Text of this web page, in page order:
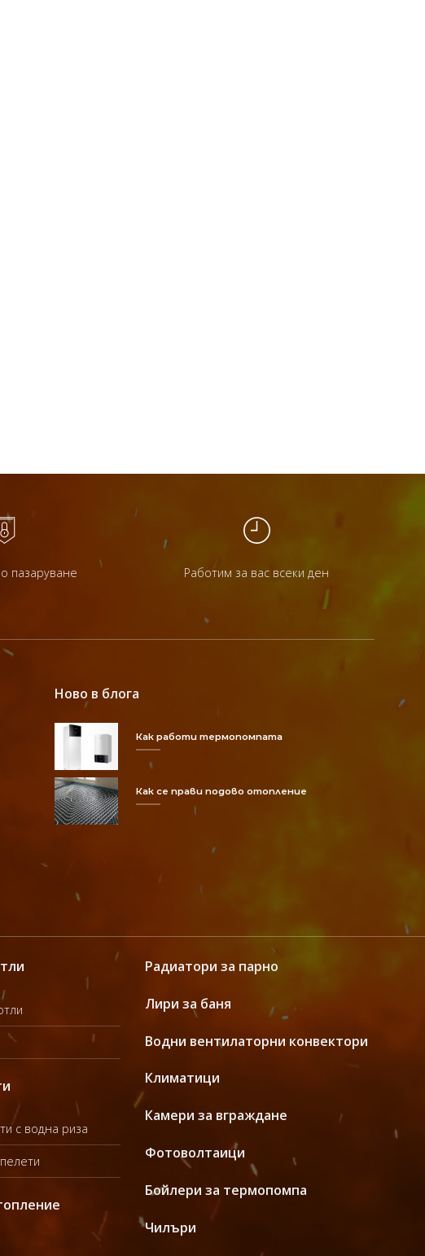
пазаруване Работим за вас всеки ден
Ново в блога
Как работи термопомпата
Как се прави подово отопление
с водна риза
Радиатори за парно
Лири за баня
Водни вентилаторни конвектори
Климатици
Камери за вграждане
Фотоволтаици
Бойлери за термопомпа
Чилъри